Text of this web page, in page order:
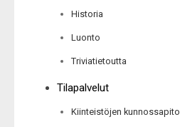
Historia
Luonto
Triviatietoutta
Tilapalvelut
Kiinteistöjen kunnossapito